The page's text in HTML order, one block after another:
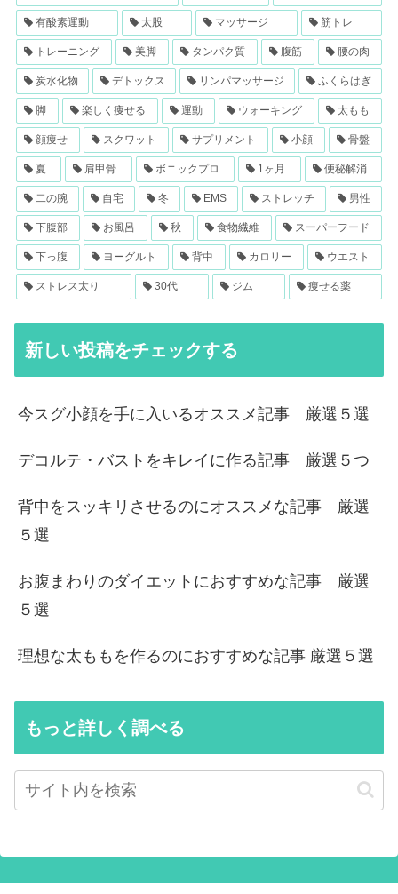
有酸素運動 太股 マッサージ 筋トレ
トレーニング 美脚 タンパク質 腹筋 腰の肉
炭水化物 デトックス リンパマッサージ ふくらはぎ
脚 楽しく痩せる 運動 ウォーキング 太もも
顔痩せ スクワット サプリメント 小顔 骨盤
夏 肩甲骨 ボニックプロ 1ヶ月 便秘解消
二の腕 自宅 冬 EMS ストレッチ 男性
下腹部 お風呂 秋 食物繊維 スーパーフード
下っ腹 ヨーグルト 背中 カロリー ウエスト
ストレス太り 30代 ジム 痩せる薬
新しい投稿をチェックする
今スグ小顔を手に入いるオススメ記事 厳選５選
デコルテ・バストをキレイに作る記事 厳選５つ
背中をスッキリさせるのにオススメな記事 厳選
５選
お腹まわりのダイエットにおすすめな記事 厳選
５選
理想な太ももを作るのにおすすめな記事 厳選５選
もっと詳しく調べる